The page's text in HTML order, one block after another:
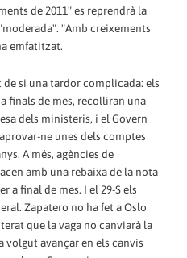
de 2011" es reprendrà la
"Amb creixements
emfatitzat.
de si una tardor complicada: els
finals de mes, recolliran una
dels ministeris, i el Govern
ne unes dels comptes
A més, agències de
amb una rebaixa de la nota
a final de mes. I el 29-S els
Zapatero no ha fet a Oslo
que la vaga no canviarà la
volgut avançar en els canvis